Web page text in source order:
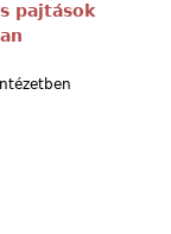
pajtások